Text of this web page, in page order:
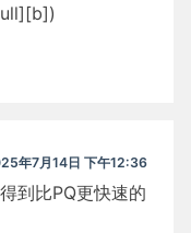
年7月14日 下午12:36
到比PQ更快速的